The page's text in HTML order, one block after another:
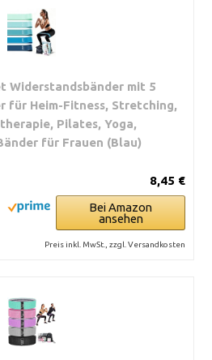
Widerstandsbänder mit 5
für Heim-Fitness, Stretching,
Pilates, Yoga,
für Frauen (Blau)
8,45 €
Bei Amazon
ansehen
Preis inkl. MwSt., zzgl. Versandkosten